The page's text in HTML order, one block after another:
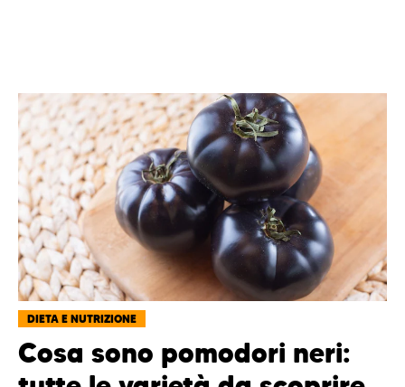
DIETA E NUTRIZIONE
Cosa sono pomodori neri: